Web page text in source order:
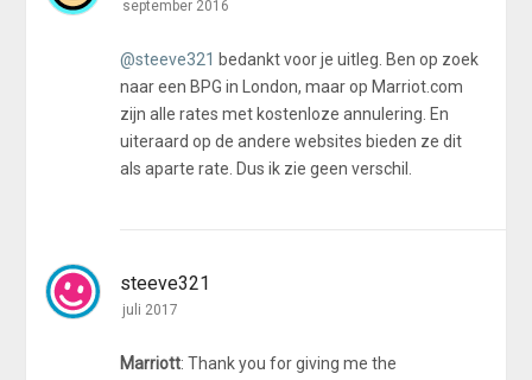
september 2016
@steeve321 bedankt voor je uitleg. Ben op zoek
naar een BPG in London, maar op Marriot.com
zijn alle rates met kostenloze annulering. En
uiteraard op de andere websites bieden ze dit
als aparte rate. Dus ik zie geen verschil.
steeve321
juli 2017
Marriott: Thank you for giving me the